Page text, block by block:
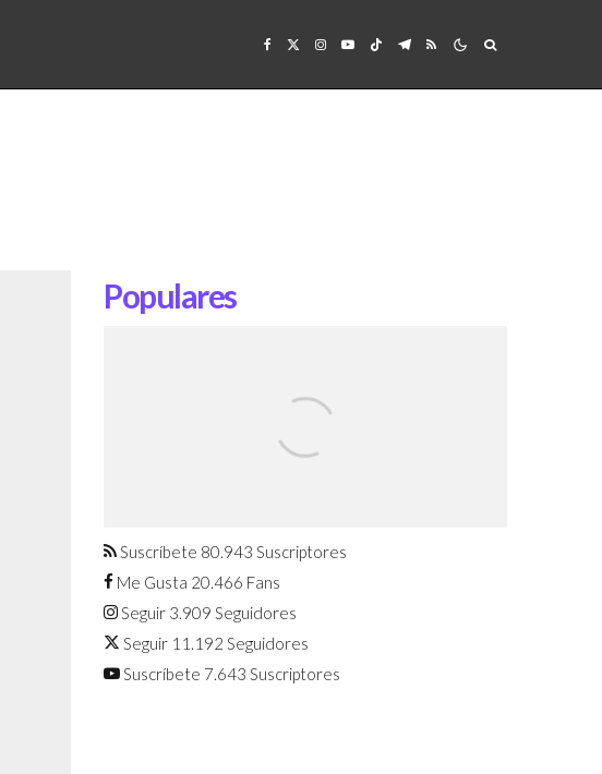
Populares
agosto
Suscríbete 80.943 Suscriptores
Me Gusta 20.466 Fans
Seguir 3.909 Seguidores
Seguir 11.192 Seguidores
Suscríbete 7.643 Suscriptores